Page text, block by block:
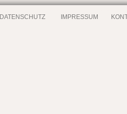
DATENSCHUTZ IMPRESSUM